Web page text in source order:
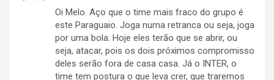
Oi Melo. Aço que o time mais fraco do grupo é
este Paraguaio. Joga numa retranca ou seja, joga
por uma bola. Hoje eles terão que se abrir, ou
seja, atacar, pois os dois próximos compromisso
deles serão fora de casa casa. Já o INTER, o
time tem postura o que leva crer, que traremos